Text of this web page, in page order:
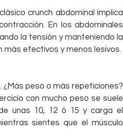
crunch abdominal implica
En los abdominales
la tensión y manteniendo la
efectivos y menos lesivos.
¿Más peso o más repeticiones?
con mucho peso se suele
unas 10, 12 ó 15 y carga el
sientes que el músculo